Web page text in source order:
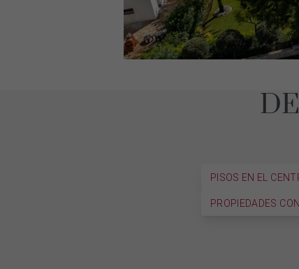
PISOS EN EL
PROPIEDADES